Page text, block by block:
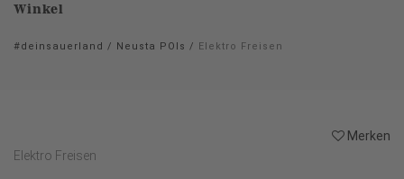
Winkel
#deinsauerland / Neusta POIs / Elektro Freisen
Merken
Elektro Freisen